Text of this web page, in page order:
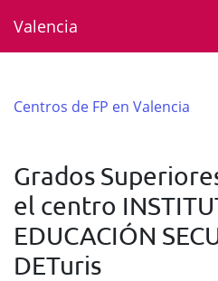
Valencia
Centros de FP en Valencia
Grados
el centro
EDUCACIÓN
DETuris